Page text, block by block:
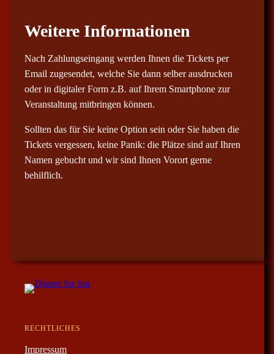
Weitere Informationen
Nach Zahlungseingang werden Ihnen die Tickets per
Email zugesendet, welche Sie dann selber ausdrucken
oder in digitaler Form z.B. auf Ihrem Smartphone zur
Veranstaltung mitbringen können.
Sollten das für Sie keine Option sein oder Sie haben die
Tickets vergessen, keine Panik: die Plätze sind auf Ihren
Namen gebucht und wir sind Ihnen Vorort gerne
behilflich.
RECHTLICHES
Impressum